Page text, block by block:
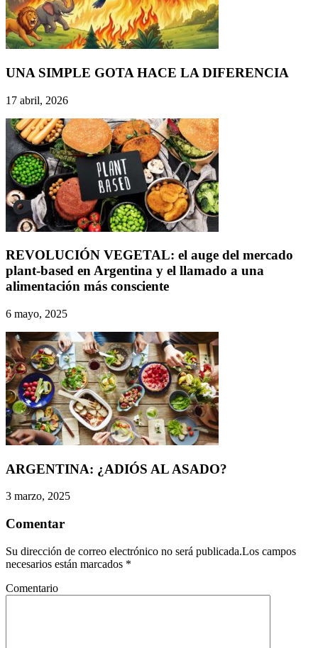
UNA SIMPLE GOTA HACE LA DIFERENCIA
17 abril, 2026
REVOLUCIÓN VEGETAL: el auge del mercado
plant-based en Argentina y el llamado a una
alimentación más consciente
6 mayo, 2025
ARGENTINA: ¿ADIÓS AL ASADO?
3 marzo, 2025
Comentar
Su dirección de correo electrónico no será publicada.Los campos
necesarios están marcados *
Comentario